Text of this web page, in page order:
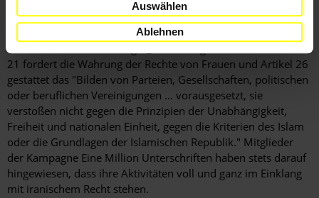
Auswählen
Ablehnen
In Artikel 19 der iranischen Verfassung ist die Gleichstellung
aller iranischen Staatsbürger_innen festgeschrieben. Artikel
21 fordert die Wahrung der Rechte von Frauen und Artikel 26
gestattet das "Bilden von Parteien, Gesellschaften, politischen
oder beruflichen Vereinigungen … vorausgesetzt, sie
verstoßen nicht gegen die Prinzipien der Unabhängigkeit,
Freiheit und nationalen Einheit, gegen die Kriterien des Islam
oder die Grundlagen der Islamischen Republik." Mitglieder
der Kampagne Eine Million Unterschriften haben stets darauf
hingewiesen, dass ihre Aktivitäten voll und ganz im Einklang
mit iranischem Recht stehen.